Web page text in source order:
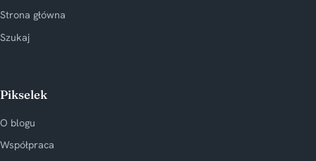
Strona główna
Szukaj
Pikselek
O blogu
Współpraca